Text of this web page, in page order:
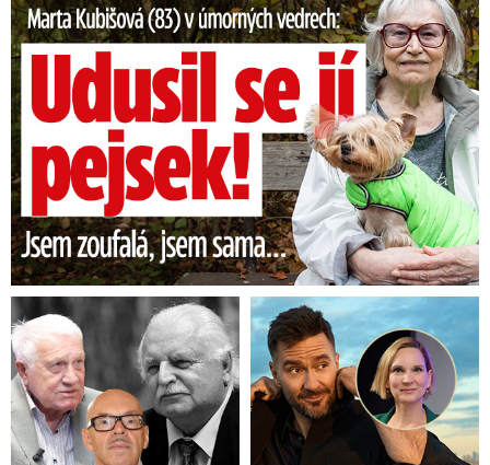
Další nárůst teplot vzduchu přinese hned
pondělí a od úterý budeme skloňovat tropické
teploty.V posledních letech byl nejteplejší
začátek prázdnin v roce 2015, to se teplota
pohybovala přes 30 °C, (5. července bylo 37
°C),vloni byly na počátku července teploty
srovnatelné s letošním rokem.